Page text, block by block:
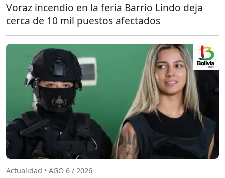
Voraz incendio en la feria Barrio Lindo deja
cerca de 10 mil puestos afectados
Actualidad • AGO 6 / 2026